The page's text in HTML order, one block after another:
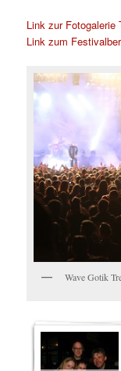
Link zur Fotogalerie
Link zum
Wave Gotik